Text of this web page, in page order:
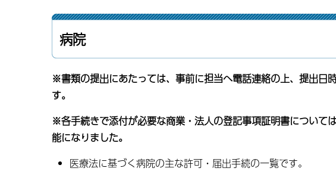
病院
※書類の提出にあたっては、事前に担当へ電話連絡の上、提出日
す。
※各手続きで添付が必要な商業・法人の登記事項証明書について
能になりました。
医療法に基づく病院の主な許可・届出手続の一覧です。